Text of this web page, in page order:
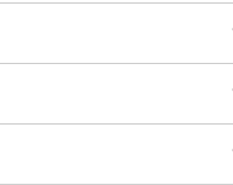
予想進路
北北西 20km/h